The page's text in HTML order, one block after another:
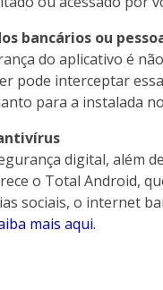
bancários ou
do aplicativo é
pode interceptar
para a instalada
digital, além
o Total Android,
sociais, o internet
mais aqui.